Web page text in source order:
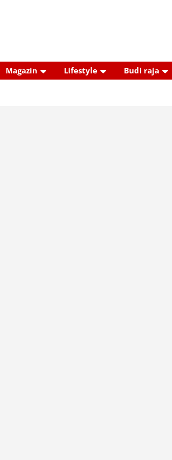
Magazin Lifestyle Budi raja